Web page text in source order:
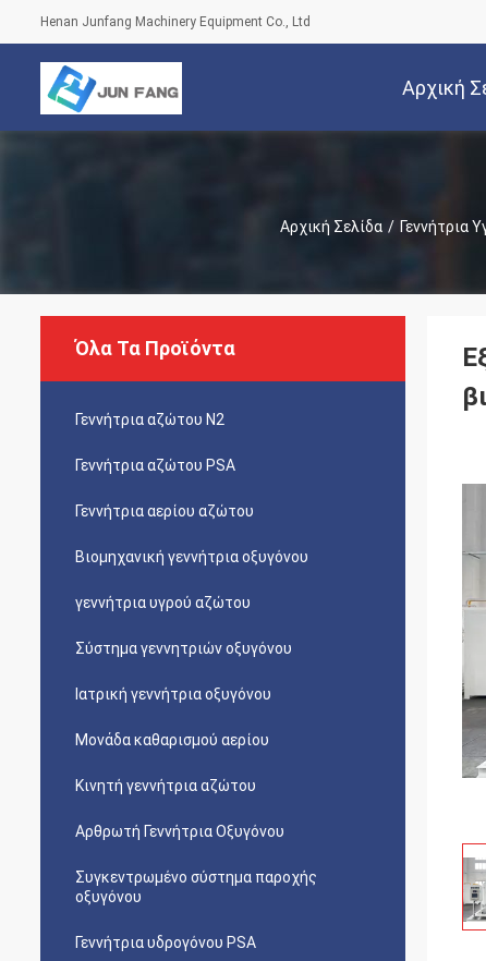
Henan Junfang Machinery Equipment Co., Ltd
Αρχική
Αρχική Σελίδα / Γεννήτρια
Όλα Τα Προϊόντα
Γεννήτρια αζώτου Ν2
Γεννήτρια αζώτου PSA
Γεννήτρια αερίου αζώτου
Βιομηχανική γεννήτρια οξυγόνου
γεννήτρια υγρού αζώτου
Σύστημα γεννητριών οξυγόνου
Ιατρική γεννήτρια οξυγόνου
Μονάδα καθαρισμού αερίου
Κινητή γεννήτρια αζώτου
Αρθρωτή Γεννήτρια Οξυγόνου
Συγκεντρωμένο σύστημα παροχής
οξυγόνου
Γεννήτρια υδρογόνου PSA